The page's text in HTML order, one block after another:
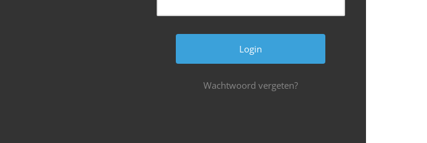
Wachtwoord vergeten?